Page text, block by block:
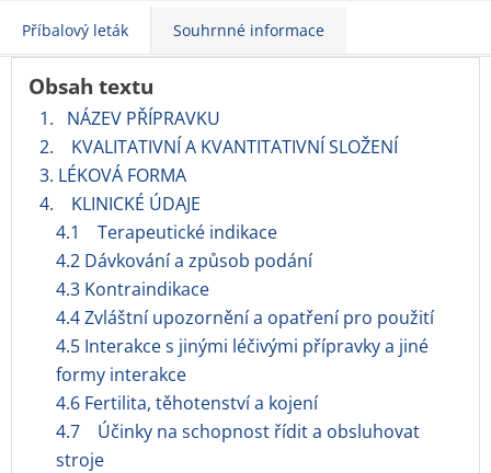
Příbalový leták Souhrnné informace
Obsah textu
1. NÁZEV PŘÍPRAVKU
2. KVALITATIVNÍ A KVANTITATIVNÍ SLOŽENÍ
3. LÉKOVÁ FORMA
4. KLINICKÉ ÚDAJE
4.1 Terapeutické indikace
4.2 Dávkování a způsob podání
4.3 Kontraindikace
4.4 Zvláštní upozornění a opatření pro použití
4.5 Interakce s jinými léčivými přípravky a jiné
formy interakce
4.6 Fertilita, těhotenství a kojení
4.7 Účinky na schopnost řídit a obsluhovat
stroje